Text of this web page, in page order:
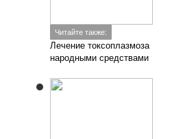
Читайте также:
Лечение токсоплазмоза
народными средствами